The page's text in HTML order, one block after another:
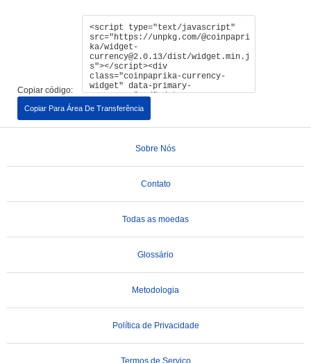
Copiar código:
Copiar Para Área De Transferência
Sobre Nós
Contato
Todas as moedas
Glossário
Metodologia
Política de Privacidade
Termos de Serviço